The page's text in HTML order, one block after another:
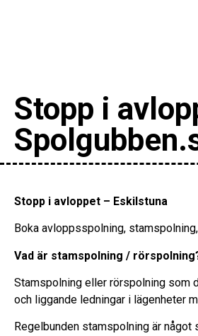
Stopp i
Stopp i avloppet – Eskilstuna
Boka avloppsspolning,
Vad är stamspolning /
Stamspolning eller rörspolning som
och liggande ledningar i lägenheter
Regelbunden stamspolning är